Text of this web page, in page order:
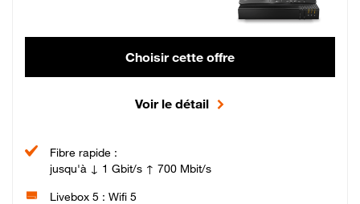
Choisir cette offre
Voir le détail
Fibre rapide :
jusqu'à ↓ 1 Gbit/s ↑ 700 Mbit/s
Livebox 5 : Wifi 5